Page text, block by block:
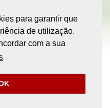
para garantir que
de utilização.
com a sua